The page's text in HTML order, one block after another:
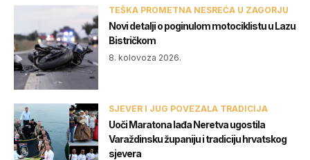
TEŠKA PROMETNA NESREĆA U ZAGORJU
Novi detalji o poginulom motociklistu u Lazu
Bistričkom
8. kolovoza 2026.
SJEVER I JUG POVEZALA TRADICIJA
Uoči Maratona lađa Neretva ugostila
Varaždinsku županiju i tradiciju hrvatskog
sjevera